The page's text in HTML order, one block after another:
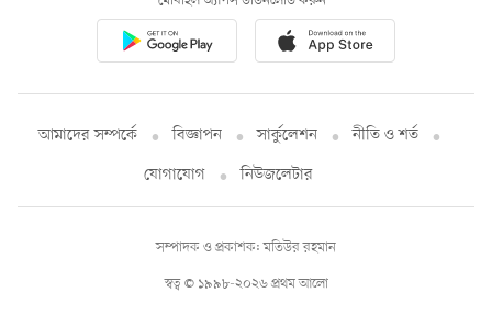
আমাদের সম্পর্কে বিজ্ঞাপন সার্কুলেশন
নীতি ও শর্ত
যোগাযোগ
নিউজলেটার
স্বত্ব © ১৯৯৮-২০২৬ প্রথম আলো
সম্পাদক ও প্রকাশক: মতিউর রহমান